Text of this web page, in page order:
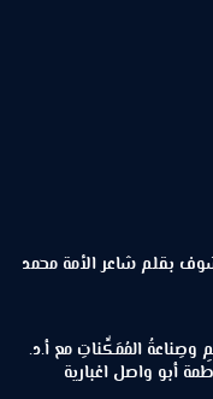
بقلم شاعر الأمة محمد
وصِناعةُ المُمَكِّناتِ مع أ.د.
أبو واصل اغبارية